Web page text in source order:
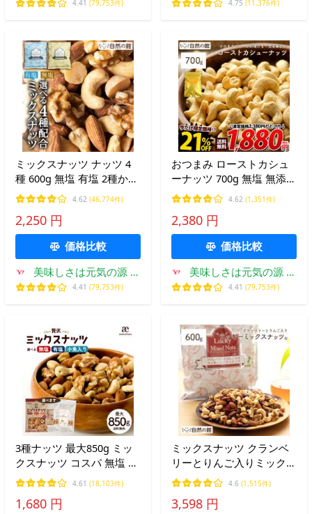
4.41 (79,753件) 4.75 (11,376件)
ミックスナッツ ナッツ 4
種 600g 無塩 有塩 2種から
1つ選べる ラッキーミック
スナッツ 380g 無添加 ポイ
ント消化 爆買
4.62 (46,774件)
2,250 円
価格比較
美味しさは元気の源 自
然の館
4.41 (79,753件)
おつまみ ローストカシュ
ーナッツ 700g 無塩 無添加
素焼き 非常食 お菓子作り
材料 サラダ クッキー 爆買
4.62 (1,351件)
2,380 円
価格比較
美味しさは元気の源 自
然の館
4.41 (79,753件)
3種ナッツ 最大850g ミッ
クスナッツ コスパ 無塩 有
塩 小魚入り 選べる 贅沢3
種のミックスナッツ ナッ
ツ 無添加 無塩 爆買 Y
4.61 (18,103件)
1,680 円
ミックスナッツ クランベ
リーとりんご入りミックス
ナッツ 600g ナッツ くるみ
カシューナッツ アーモン
4.6 (1,515件)
3,598 円